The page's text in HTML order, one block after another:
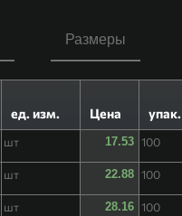
Размеры
ед. изм. Цена упак.
шт 17.53 100
шт 22.88 100
шт 28.16 100